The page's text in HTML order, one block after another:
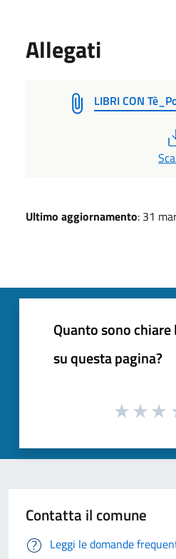
Allegati
LIBRI CON
Ultimo aggiornamento: 31
Quanto sono
su questa pagina?
Contatta il comune
Leggi le domande